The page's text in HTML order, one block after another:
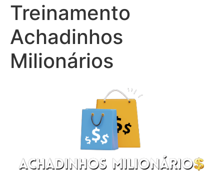
Treinamento
Achadinhos
Milionários